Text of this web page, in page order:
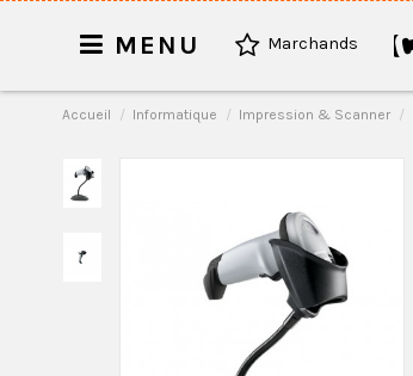
MENU Marchands
Accueil Informatique Impression & Scanner